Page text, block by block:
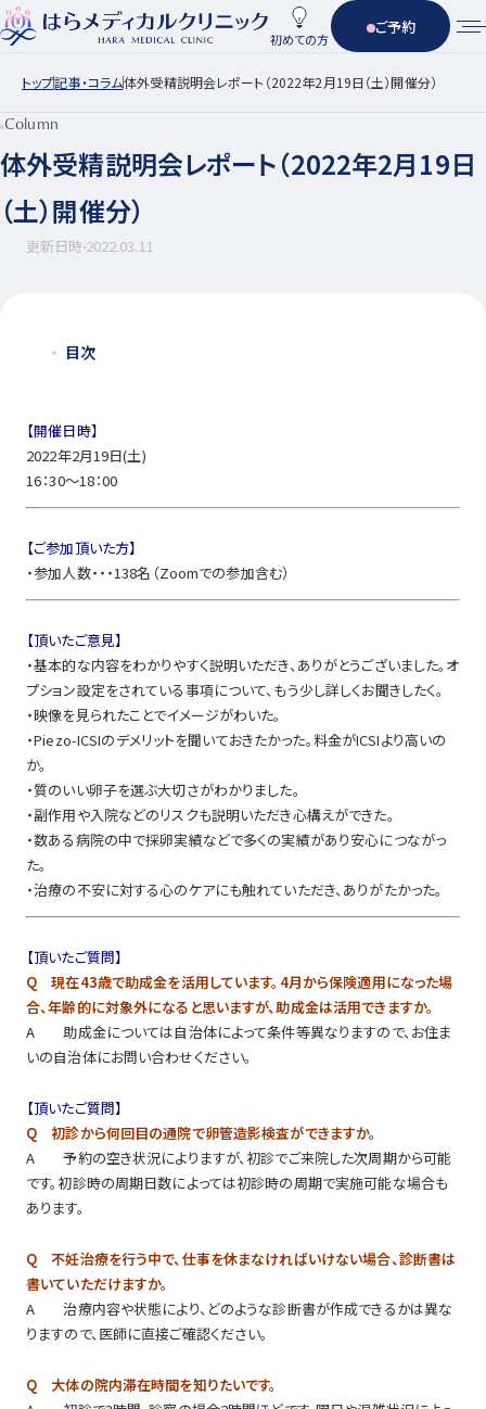
初めての方
ご予約
トップ記事・コラム体外受精説明会レポート（2022年2月19日（土）開催分）
Column
体外受精説明会レポート（2022年2月19日
（土）開催分）
更新日時2022.03.11
目次
【開催日時】
2022年2月19日(土)
16：30～18：00
【ご参加頂いた方】
・参加人数・・・138名（Zoomでの参加含む）
【頂いたご意見】
・基本的な内容をわかりやすく説明いただき、ありがとうございました。オ
プション設定をされている事項について、もう少し詳しくお聞きしたく。
・映像を見られたことでイメージがわいた。
・Piezo-ICSIのデメリットを聞いておきたかった。料金がICSIより高いの
か。
・質のいい卵子を選ぶ大切さがわかりました。
・副作用や入院などのリスクも説明いただき心構えができた。
・数ある病院の中で採卵実績などで多くの実績があり安心につながっ
た。
・治療の不安に対する心のケアにも触れていただき、ありがたかった。
【頂いたご質問】
Q 現在43歳で助成金を活用しています。4月から保険適用になった場
合、年齢的に対象外になると思いますが、助成金は活用できますか。
A 助成金については自治体によって条件等異なりますので、お住ま
いの自治体にお問い合わせください。
【頂いたご質問】
Q 初診から何回目の通院で卵管造影検査ができますか。
A 予約の空き状況によりますが、初診でご来院した次周期から可能
です。初診時の周期日数によっては初診時の周期で実施可能な場合も
あります。
Q 不妊治療を行う中で、仕事を休まなければいけない場合、診断書は
書いていただけますか。
A 治療内容や状態により、どのような診断書が作成できるかは異な
りますので、医師に直接ご確認ください。
Q 大体の院内滞在時間を知りたいです。